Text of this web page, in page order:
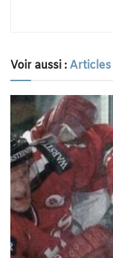
Voir aussi :Articles